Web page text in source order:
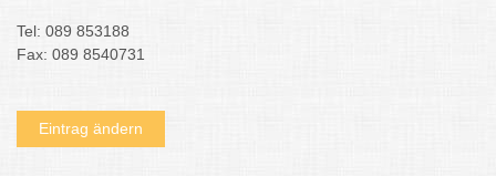
Tel: 089 853188
Fax: 089 8540731
Eintrag ändern